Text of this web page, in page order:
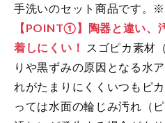
手洗いのセット商品です。※
【POINT①】陶器と違い、
着しにくい！
スゴピカ素材
りや黒ずみの原因となる水
れがたまりにくくいつもピカ
っては水面の輪じみ汚れ（